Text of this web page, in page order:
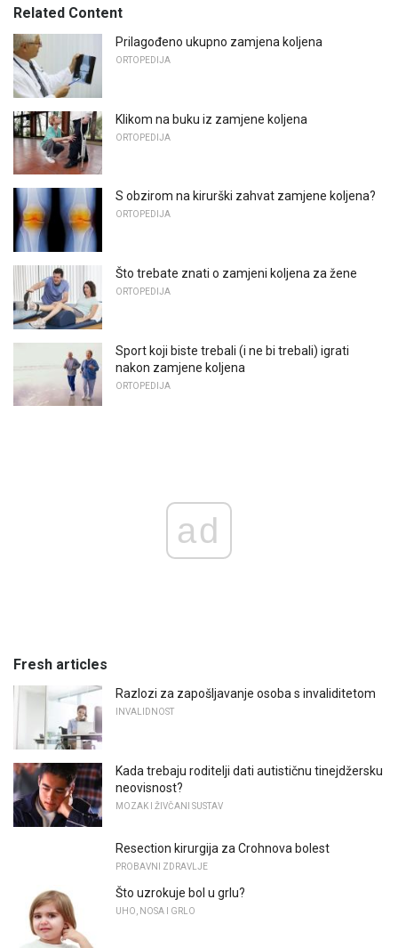
Related Content
Prilagođeno ukupno zamjena koljena
ORTOPEDIJA
Klikom na buku iz zamjene koljena
ORTOPEDIJA
S obzirom na kirurški zahvat zamjene koljena?
ORTOPEDIJA
Što trebate znati o zamjeni koljena za žene
ORTOPEDIJA
Sport koji biste trebali (i ne bi trebali) igrati
nakon zamjene koljena
ORTOPEDIJA
ad
Fresh articles
Razlozi za zapošljavanje osoba s invaliditetom
INVALIDNOST
Kada trebaju roditelji dati autističnu tinejdžersku
neovisnost?
MOZAK I ŽIVČANI SUSTAV
Resection kirurgija za Crohnova bolest
PROBAVNI ZDRAVLJE
Što uzrokuje bol u grlu?
UHO, NOSA I GRLO